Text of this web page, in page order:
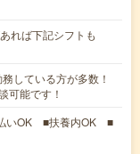
れば下記シフトも
している方が多数！
可能です！
いOK ■扶養内OK ■